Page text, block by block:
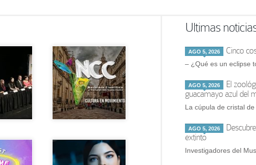
Ultimas
AGO 5, 2026 Cinco
– ¿Qué es un eclipse
AGO 5, 2026
El
guacamayo azul del
La cúpula de cristal
AGO 5, 2026
extinto
Investigadores del